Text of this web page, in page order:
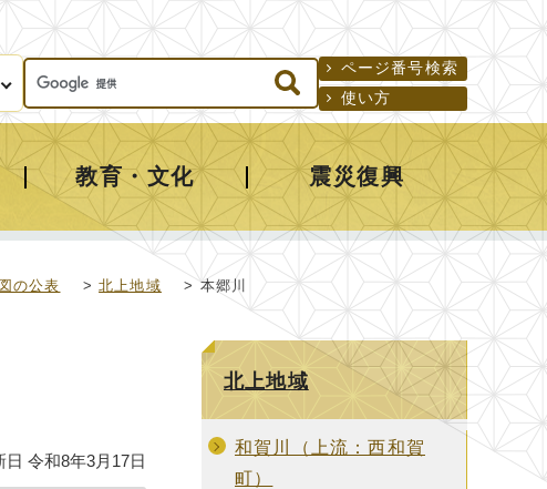
ページ番号検索
使い方
教育・文化 震災復興
の公表 >北上地域 > 本郷川
日 令和8年3月17日
北上地域
和賀川（上流：西和賀
町）